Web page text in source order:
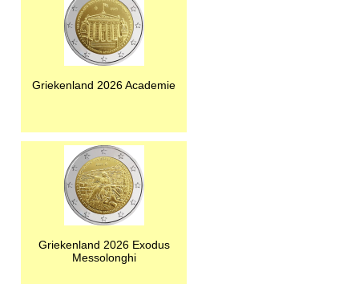
Griekenland 2026 Academie
Griekenland 2026 Exodus
Messolonghi